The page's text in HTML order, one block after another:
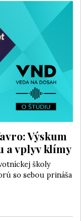
Výskum
a vplyv klímy
školy
so sebou prináša